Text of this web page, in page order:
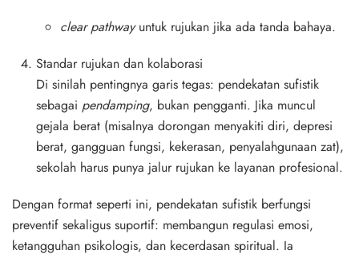
clear pathwayuntuk rujukan jika ada tanda bahaya.
Standar rujukan dan kolaborasi
Di sinilah pentingnya garis tegas: pendekatan sufistik
sebagai pendamping, bukan pengganti. Jika muncul
gejala berat (misalnya dorongan menyakiti diri, depresi
berat, gangguan fungsi, kekerasan, penyalahgunaan zat),
sekolah harus punya jalur rujukan ke layanan profesional.
Dengan format seperti ini, pendekatan sufistik berfungsi
preventif sekaligus suportif: membangun regulasi emosi,
ketangguhan psikologis, dan kecerdasan spiritual. Ia